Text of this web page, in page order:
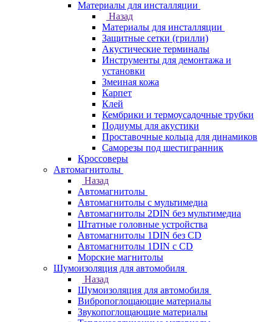
Материалы для инсталляции
Назад
Материалы для инсталляции
Защитные сетки (грилли)
Акустические терминалы
Инструменты для демонтажа и
установки
Змеиная кожа
Карпет
Клей
Кембрики и термоусадочные трубки
Подиумы для акустики
Проставочные кольца для динамиков
Саморезы под шестигранник
Кроссоверы
Автомагнитолы
Назад
Автомагнитолы
Автомагнитолы с мультимедиа
Автомагнитолы 2DIN без мультимедиа
Штатные головные устройства
Автомагнитолы 1DIN без CD
Автомагнитолы 1DIN с CD
Морские магнитолы
Шумоизоляция для автомобиля
Назад
Шумоизоляция для автомобиля
Вибропоглощающие материалы
Звукопоглощающие материалы